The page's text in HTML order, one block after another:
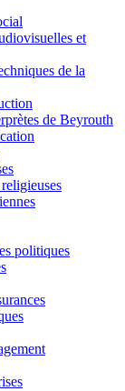
et
de la
de Beyrouth
politiques